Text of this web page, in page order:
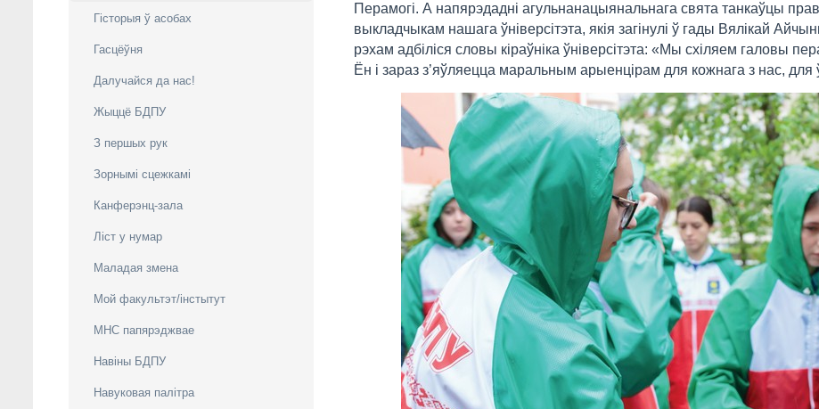
Гісторыя ў асобах
Гасцёўня
Далучайся да нас!
Жыццё БДПУ
З першых рук
Зорнымі сцежкамi
Канферэнц-зала
Ліст у нумар
Маладая змена
Мой факультэт/інстытут
МНС папярэджвае
Навіны БДПУ
Навуковая палітра
Перамогі. А напярэдадні агульнанацыянальнага свята танкаўцы
выкладчыкам нашага ўніверсітэта, якія загінулі ў гады Вялікай
рэхам адбіліся словы кіраўніка ўніверсітэта: «Мы схіляем галовы
Ён і зараз з’яўляецца маральным арыенцірам для кожнага з нас, для